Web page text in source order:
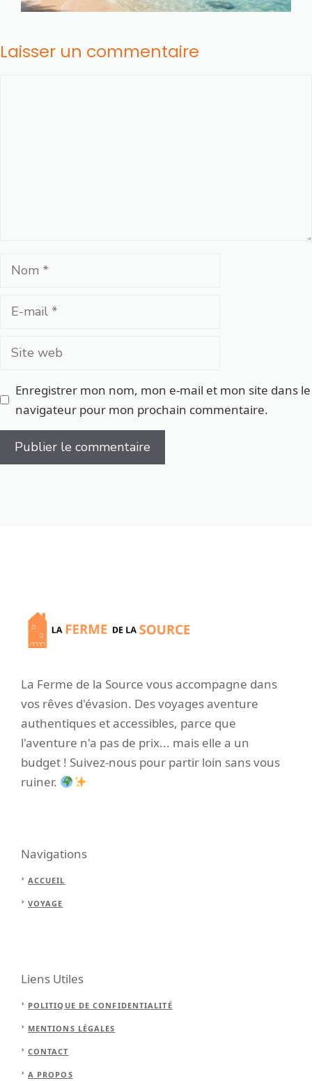
Laisser un commentaire
Nom
Site
Enregistrer mon nom, mon e-mail et mon site dans le
navigateur pour mon prochain commentaire.
La Ferme de la Source vous accompagne dans
vos rêves d'évasion. Des voyages aventure
authentiques et accessibles, parce que
l'aventure n'a pas de prix... mais elle a un
budget ! Suivez-nous pour partir loin sans vous
ruiner.
Navigations
ACCUEIL
VOYAGE
Liens Utiles
POLITIQUE DE CONFIDENTIALITÉ
MENTIONS LÉGALES
CONTACT
A PROPOS